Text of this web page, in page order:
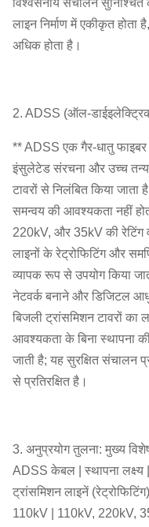
विश्वसनीय संचालन सुनिश्चित
लाइन निर्माण में एकीकृत होता
अधिक होता है।
2. ADSS (ऑल-
** ADSS एक गैर-धातु
इंसुलेटेड संरचना और उच्च
टावरों से निलंबित किया
समन्वय की आवश्यकता नहीं
220kV, और 35kV की रेटिंग
लाइनों के रेट्रोफिटिंग और
व्यापक रूप से उपयोग किया
नेटवर्क बनाने और डिजिटल
बिजली ट्रांसमिशन टावरों का
आवश्यकता के बिना स्थापना
जाती है; यह सुरक्षित संचालन
से प्रतिरक्षित है।
3. अनुप्रयोग तुलना: मुख्य
ADSS केबल | स्थापना लक्ष्य
ट्रांसमिशन लाइनें
110kV | 110kV, 220kV,